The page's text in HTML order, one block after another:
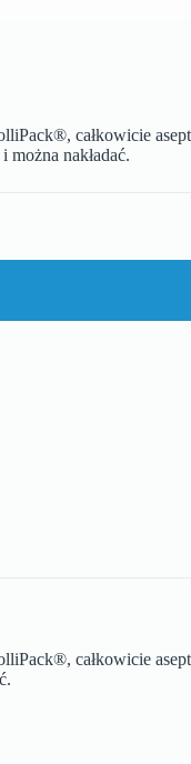
całkowicie
nakładać.
całkowicie